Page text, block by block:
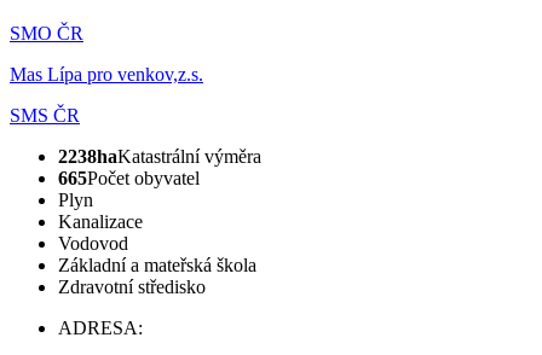
SMO ČR
Mas Lípa pro venkov,z.s.
SMS ČR
2238haKatastrální výměra
665Počet obyvatel
Plyn
Kanalizace
Vodovod
Základní a mateřská škola
Zdravotní středisko
ADRESA: